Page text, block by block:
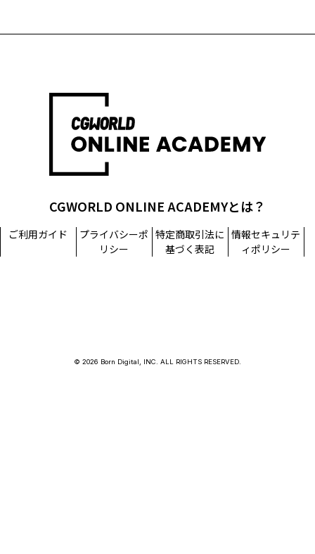
CGWORLD ONLINE ACADEMYとは？
ご利用ガイド
プライバシーポ
リシー
特定商取引法に
基づく表記
情報セキュリテ
ィポリシー
© 2026 Born Digital, INC. ALL RIGHTS RESERVED.